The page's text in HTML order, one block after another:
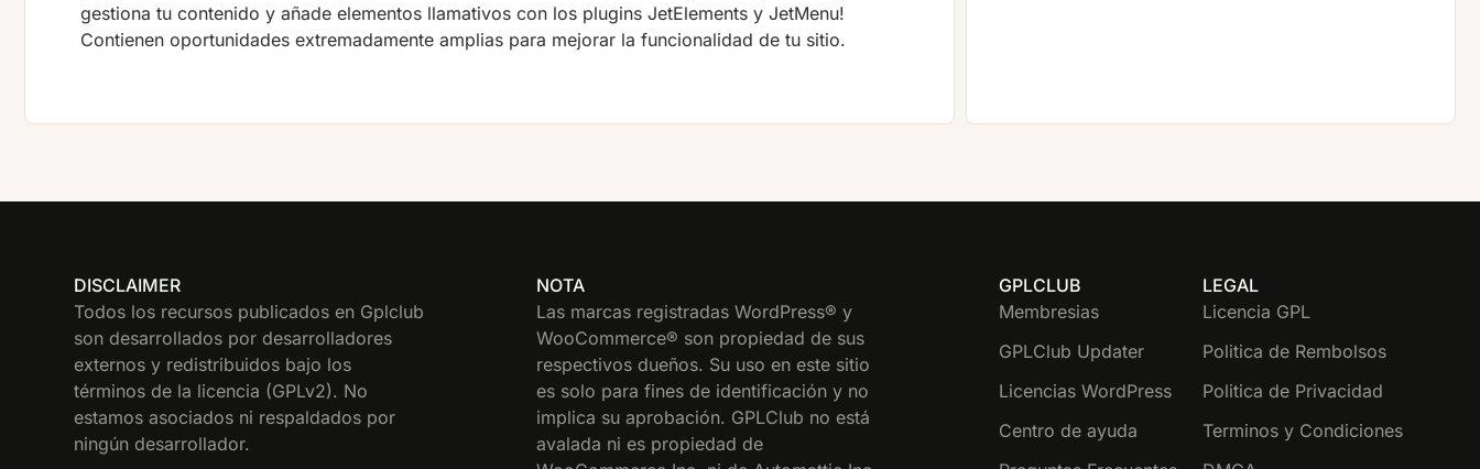
gestiona tu contenido y añade elementos llamativos con los plugins JetElements y JetMenu!
Contienen oportunidades extremadamente amplias para mejorar la funcionalidad de tu sitio.
DISCLAIMER
Todos los recursos publicados en Gplclub
son desarrollados por desarrolladores
externos y redistribuidos bajo los
términos de la licencia (GPLv2). No
estamos asociados ni respaldados por
ningún desarrollador.
NOTA
Las marcas registradas WordPress® y
WooCommerce® son propiedad de sus
respectivos dueños. Su uso en este sitio
es solo para fines de identificación y no
implica su aprobación. GPLClub no está
avalada ni es propiedad de
GPLCLUB
Membresias
GPLClub Updater
Licencias WordPress
Centro de ayuda
LEGAL
Licencia GPL
Politica de Rembolsos
Politica de Privacidad
Terminos y Condiciones